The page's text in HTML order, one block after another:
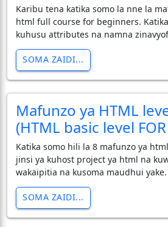
Karibu tena katika somo la nne la
html full course for beginners.
kuhusu attributes na namna
SOMA ZAIDI...
Mafunzo ya HTML
(HTML basic level FOR
Katika somo hili la 8 mafunzo ya
jinsi ya kuhost project ya html na
wakaipitia na kusoma maudhui yake.
SOMA ZAIDI...